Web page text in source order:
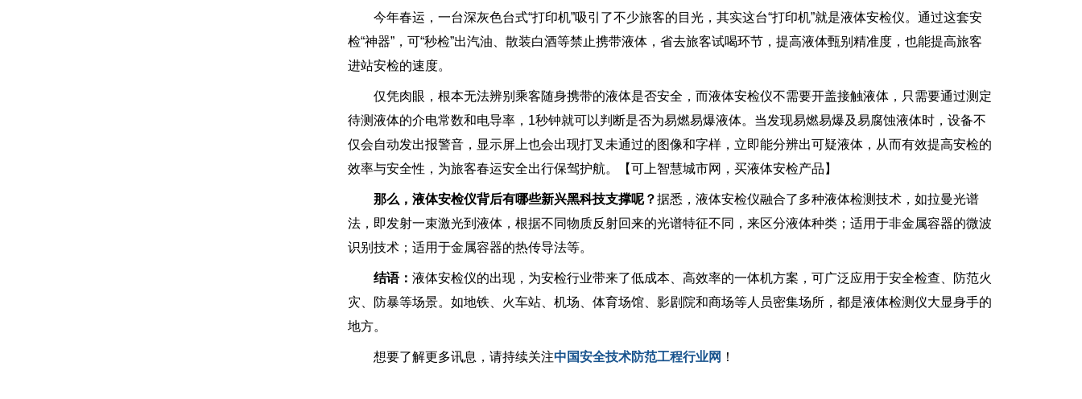
今年春运，一台深灰色台式“打印机”吸引了不少旅客的目光，其实这台“打印机”就是液体安检仪。通过这套安
检“神器”，可“秒检”出汽油、散装白酒等禁止携带液体，省去旅客试喝环节，提高液体甄别精准度，也能提高旅客
进站安检的速度。
仅凭肉眼，根本无法辨别乘客随身携带的液体是否安全，而液体安检仪不需要开盖接触液体，只需要通过测定
待测液体的介电常数和电导率，1秒钟就可以判断是否为易燃易爆液体。当发现易燃易爆及易腐蚀液体时，设备不
仅会自动发出报警音，显示屏上也会出现打叉未通过的图像和字样，立即能分辨出可疑液体，从而有效提高安检的
效率与安全性，为旅客春运安全出行保驾护航。【可上智慧城市网，买液体安检产品】
那么，液体安检仪背后有哪些新兴黑科技支撑呢？据悉，液体安检仪融合了多种液体检测技术，如拉曼光谱
法，即发射一束激光到液体，根据不同物质反射回来的光谱特征不同，来区分液体种类；适用于非金属容器的微波
识别技术；适用于金属容器的热传导法等。
结语： 液体安检仪的出现，为安检行业带来了低成本、高效率的一体机方案，可广泛应用于安全检查、防范火
灾、防暴等场景。如地铁、火车站、机场、体育场馆、影剧院和商场等人员密集场所，都是液体检测仪大显身手的
地方。
想要了解更多讯息，请持续关注中国安全技术防范工程行业网 ！